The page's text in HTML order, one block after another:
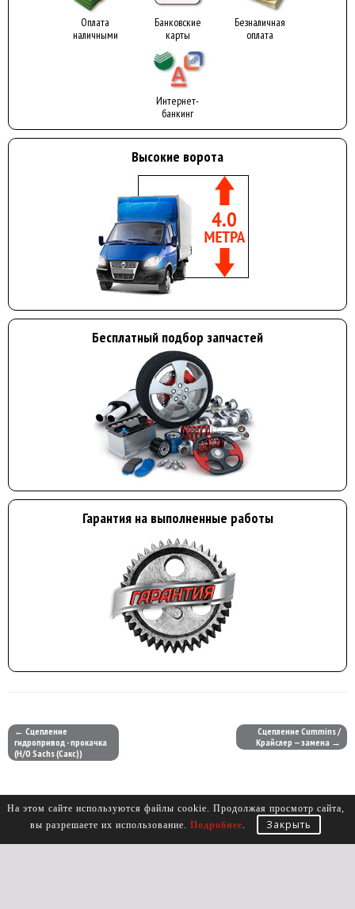
Оплата
наличными
Банковские
карты
Безналичная
оплата
Интернет-
банкинг
Высокие ворота
Бесплатный подбор запчастей
Гарантия на выполненные работы
← Сцепление
гидропривод - прокачка
(Н/О Sachs (Сакс))
Сцепление Cummins /
Крайслер — замена →
На этом сайте используются файлы cookie. Продолжая просмотр сайта,
вы разрешаете их использование. Подробнее. Закрыть